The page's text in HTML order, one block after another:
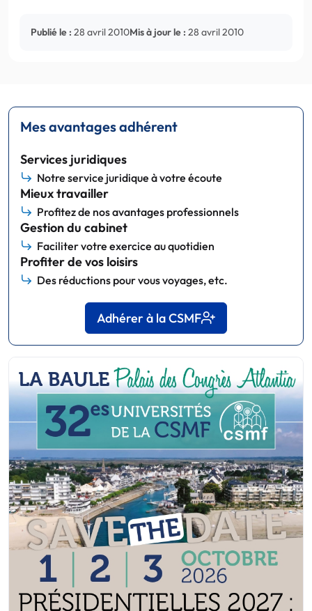
Publié le : 28 avril 2010Mis à jour le : 28 avril 2010
Mes avantages adhérent
Services juridiques
Notre service juridique à votre écoute
Mieux travailler
Profitez de nos avantages professionnels
Gestion du cabinet
Faciliter votre exercice au quotidien
Profiter de vos loisirs
Des réductions pour vous voyages, etc.
Adhérer à la CSMF